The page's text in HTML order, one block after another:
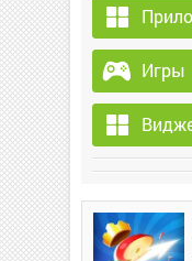
Игры